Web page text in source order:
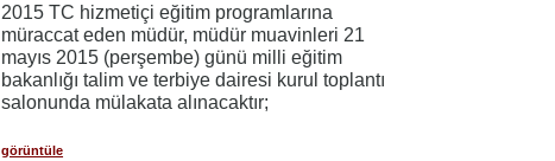
2015 TC hizmetiçi eğitim programlarına
müraccat eden müdür, müdür muavinleri 21
mayıs 2015 (perşembe) günü milli eğitim
bakanlığı talim ve terbiye dairesi kurul toplantı
salonunda mülakata alınacaktır;
görüntüle